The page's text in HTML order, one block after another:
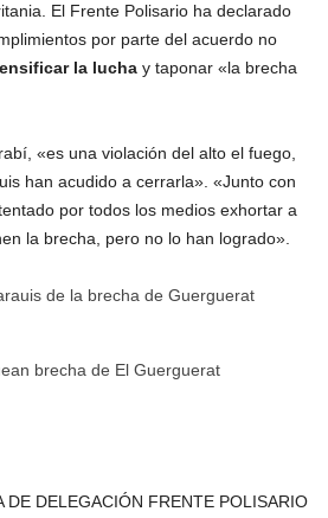
El Frente Polisario ha declarado
por parte del acuerdo no
la lucha y taponar «la brecha
«es una violación del alto el fuego,
han acudido a cerrarla». «Junto con
por todos los medios exhortar a
la brecha, pero no lo han logrado».
DELEGACIÓN FRENTE POLISARIO